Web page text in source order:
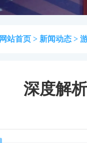
网站首页 > 新闻动态 >
深度解